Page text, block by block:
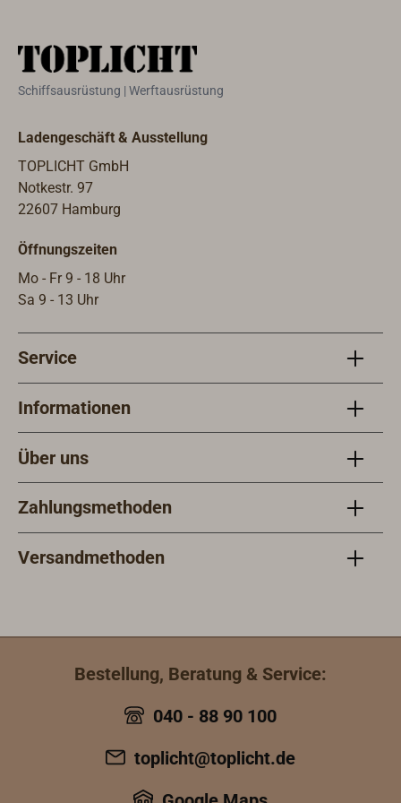
Schiffsausrüstung | Werftausrüstung
Ladengeschäft & Ausstellung
TOPLICHT GmbH
Notkestr. 97
22607 Hamburg
Öffnungszeiten
Mo - Fr 9 - 18 Uhr
Sa 9 - 13 Uhr
Service
Informationen
Über uns
Zahlungsmethoden
Versandmethoden
Bestellung, Beratung & Service:
040 - 88 90 100
toplicht@toplicht.de